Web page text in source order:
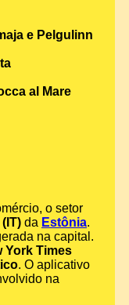
e Pelgulinn
al Mare
o setor
da Estônia.
na capital.
York Times
. O aplicativo
na